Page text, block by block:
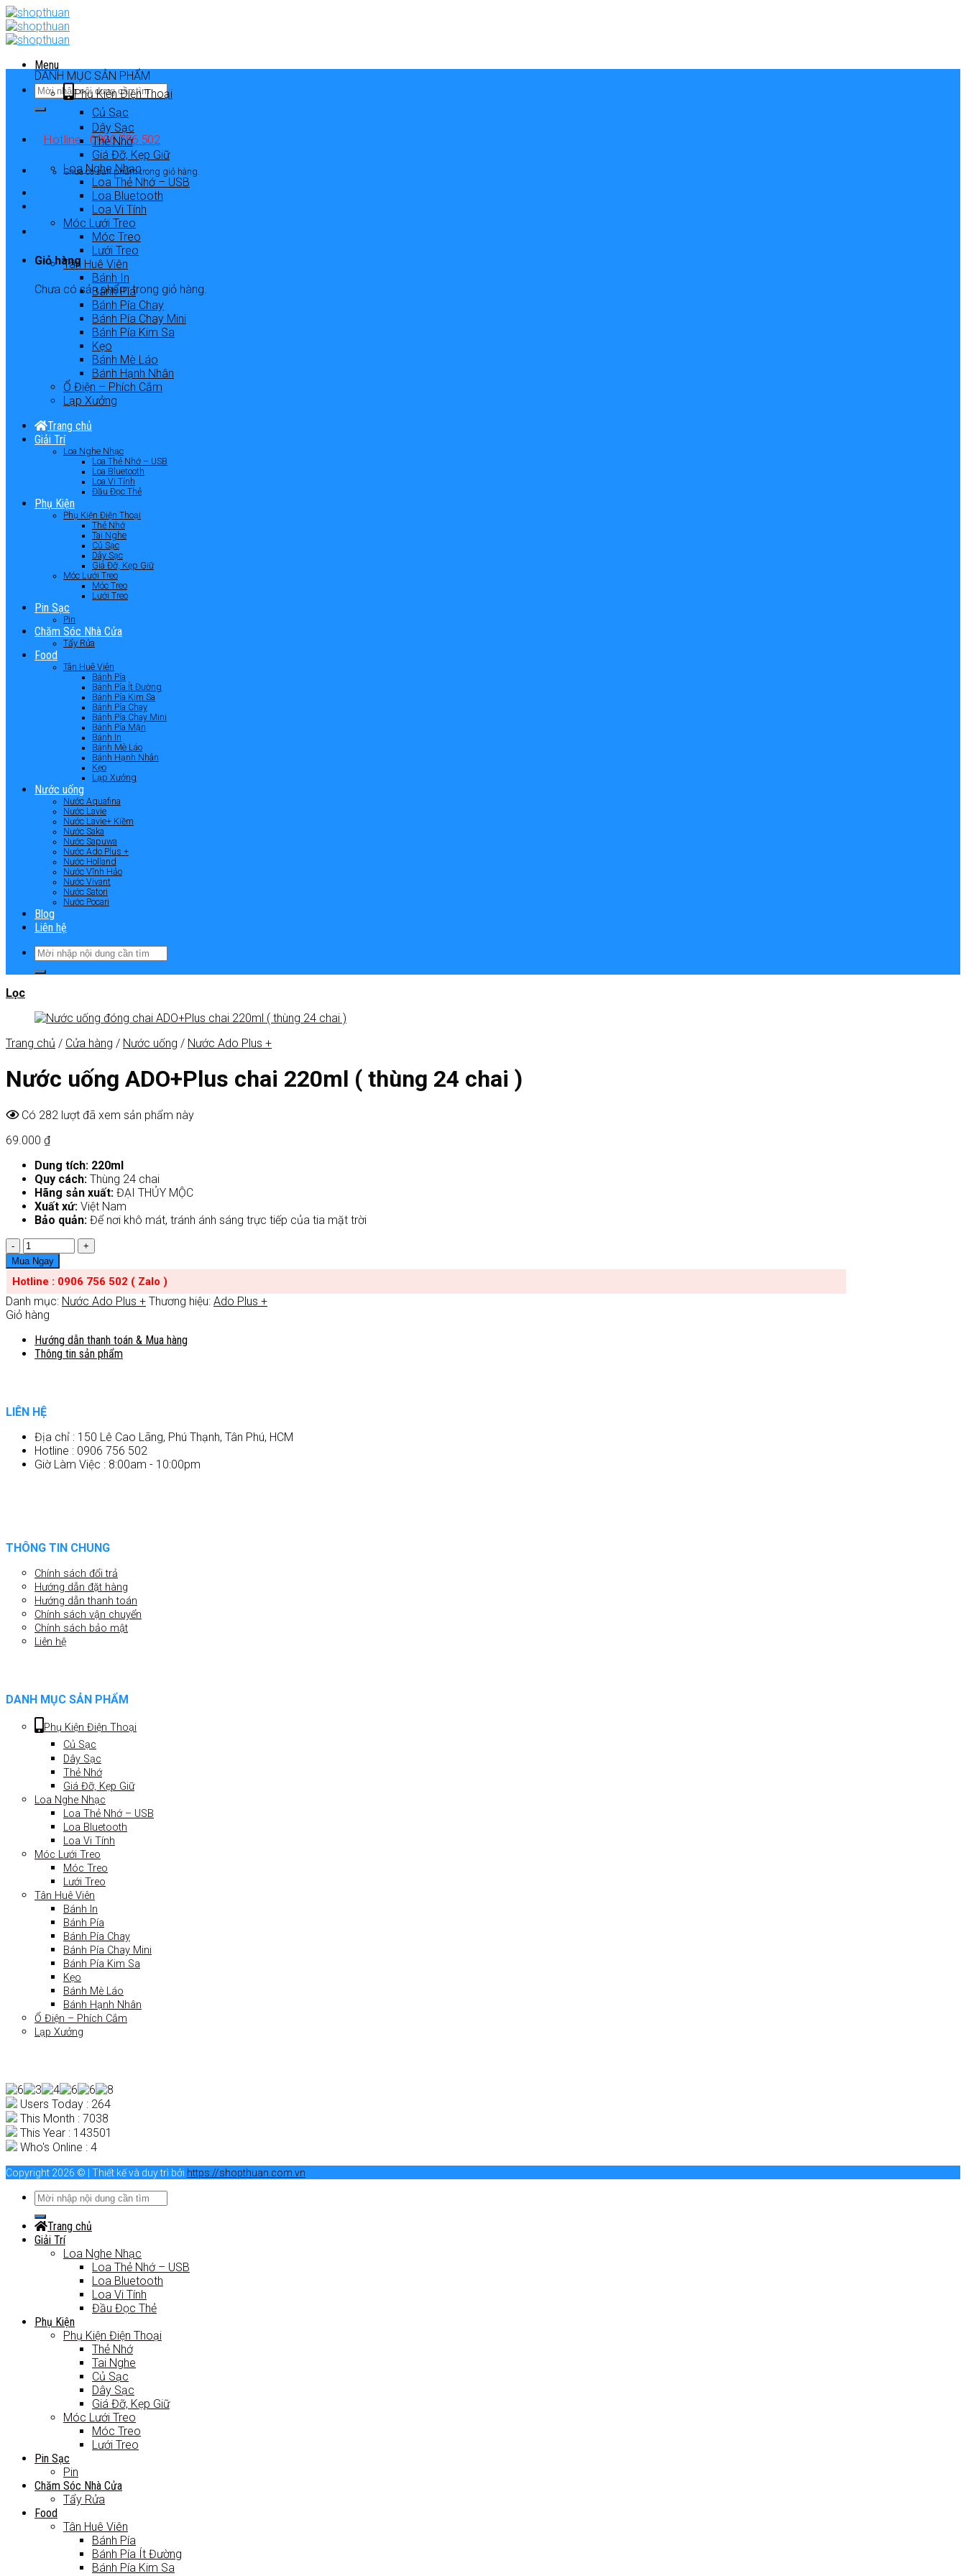
Skip
to
content
Menu
Hotline : 0906 756 502
Chưa có sản phẩm trong giỏ hàng.
Giỏ hàng
Chưa có sản phẩm trong giỏ hàng.
DANH MỤC SẢN PHẨM
Phụ Kiện Điện Thoại
Củ Sạc
Dây Sạc
Thẻ Nhớ
Giá Đỡ, Kẹp Giữ
Loa Nghe Nhạc
Loa Thẻ Nhớ – USB
Loa Bluetooth
Loa Vi Tính
Móc Lưới Treo
Móc Treo
Lưới Treo
Tân Huê Viên
Bánh In
Bánh Pía
Bánh Pía Chay
Bánh Pía Chay Mini
Bánh Pía Kim Sa
Kẹo
Bánh Mè Láo
Bánh Hạnh Nhân
Ổ Điện – Phích Cắm
Lạp Xưởng
Trang chủ
Giải Trí
Loa Nghe Nhạc
Loa Thẻ Nhớ – USB
Loa Bluetooth
Loa Vi Tính
Đầu Đọc Thẻ
Phụ Kiện
Phụ Kiện Điện Thoại
Thẻ Nhớ
Tai Nghe
Củ Sạc
Dây Sạc
Giá Đỡ, Kẹp Giữ
Móc Lưới Treo
Móc Treo
Lưới Treo
Pin Sạc
Pin
Chăm Sóc Nhà Cửa
Tẩy Rửa
Food
Tân Huê Viên
Bánh Pía
Bánh Pía Ít Đường
Bánh Pía Kim Sa
Bánh Pía Chay
Bánh Pía Chay Mini
Bánh Pía Mặn
Bánh In
Bánh Mè Láo
Bánh Hạnh Nhân
Kẹo
Lạp Xưởng
Nước uống
Nước Aquafina
Nước Lavie
Nước Lavie+ Kiềm
Nước Saka
Nước Sapuwa
Nước Ado Plus +
Nước Holland
Nước Vĩnh Hảo
Nước Vivant
Nước Satori
Nước Pocari
Blog
Liên hệ
Lọc
Trang chủ / Cửa hàng / Nước uống / Nước Ado Plus +
Nước uống ADO+Plus chai 220ml ( thùng 24 chai )
Có 282 lượt đã xem sản phẩm này
69.000 ₫
Dung tích: 220ml
Quy cách: Thùng 24 chai
Hãng sản xuất: ĐẠI THỦY MỘC
Xuất xứ: Việt Nam
Bảo quản: Để nơi khô mát, tránh ánh sáng trực tiếp của tia mặt trời
Số
lượng
Mua Ngay
Hotline : 0906 756 502 ( Zalo )
Danh mục: Nước Ado Plus + Thương hiệu: Ado Plus +
Giỏ hàng
Hướng dẫn thanh toán & Mua hàng
Thông tin sản phẩm
LIÊN HỆ
Địa chỉ : 150 Lê Cao Lãng, Phú Thạnh, Tân Phú, HCM
Hotline : 0906 756 502
Giờ Làm Việc : 8:00am - 10:00pm
THÔNG TIN CHUNG
Chính sách đổi trả
Hướng dẫn đặt hàng
Hướng dẫn thanh toán
Chính sách vận chuyển
Chính sách bảo mật
Liên hệ
DANH MỤC SẢN PHẨM
Phụ Kiện Điện Thoại
Củ Sạc
Dây Sạc
Thẻ Nhớ
Giá Đỡ, Kẹp Giữ
Loa Nghe Nhạc
Loa Thẻ Nhớ – USB
Loa Bluetooth
Loa Vi Tính
Móc Lưới Treo
Móc Treo
Lưới Treo
Tân Huê Viên
Bánh In
Bánh Pía
Bánh Pía Chay
Bánh Pía Chay Mini
Bánh Pía Kim Sa
Kẹo
Bánh Mè Láo
Bánh Hạnh Nhân
Ổ Điện – Phích Cắm
Lạp Xưởng
Users Today : 264
This Month : 7038
This Year : 143501
Who's Online : 4
Copyright 2026 © | Thiết kế và duy trì bởi https://shopthuan.com.vn
Trang chủ
Giải Trí
Loa Nghe Nhạc
Loa Thẻ Nhớ – USB
Loa Bluetooth
Loa Vi Tính
Đầu Đọc Thẻ
Phụ Kiện
Phụ Kiện Điện Thoại
Thẻ Nhớ
Tai Nghe
Củ Sạc
Dây Sạc
Giá Đỡ, Kẹp Giữ
Móc Lưới Treo
Móc Treo
Lưới Treo
Pin Sạc
Pin
Chăm Sóc Nhà Cửa
Tẩy Rửa
Food
Tân Huê Viên
Bánh Pía
Bánh Pía Ít Đường
Bánh Pía Kim Sa